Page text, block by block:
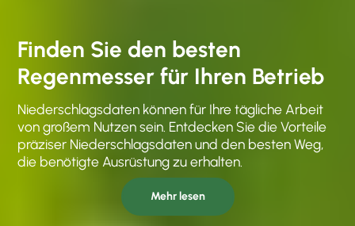
Finden Sie den besten
Regenmesser für Ihren Betrieb
Niederschlagsdaten können für Ihre tägliche Arbeit
von großem Nutzen sein. Entdecken Sie die Vorteile
präziser Niederschlagsdaten und den besten Weg,
die benötigte Ausrüstung zu erhalten.
Mehr lesen